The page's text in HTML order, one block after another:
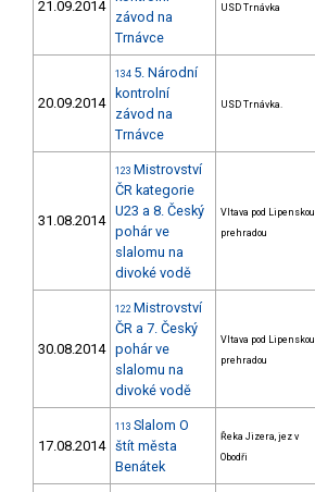
21.09.2014
závod na
Trnávce
USD Trnávka
20.09.2014
134 5. Národní
kontrolní
závod na
Trnávce
USD Trnávka.
31.08.2014
123 Mistrovství
ČR kategorie
U23 a 8. Český
pohár ve
slalomu na
divoké vodě
Vltava pod Lipenskou
prehradou
30.08.2014
122 Mistrovství
ČR a 7. Český
pohár ve
slalomu na
divoké vodě
Vltava pod Lipenskou
prehradou
17.08.2014
113 Slalom O
štít města
Benátek
Řeka Jizera, jez v
Obodři